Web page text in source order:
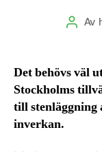
Av
Det behövs väl
Stockholms
till stenläggning
inverkan.